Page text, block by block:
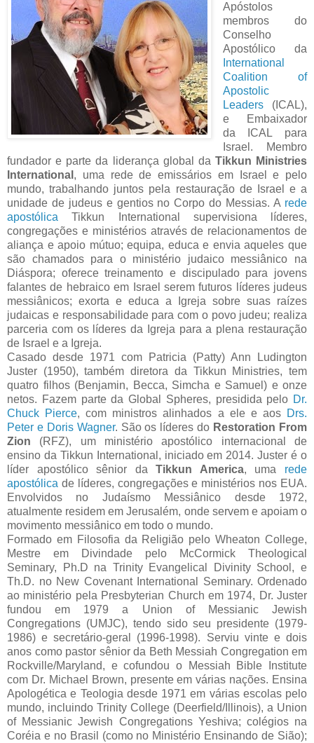
Apóstolos
membros do
Conselho
Apostólico da
International
Coalition of
Apostolic
Leaders(ICAL),
e Embaixador
da ICAL para
Israel. Membro
fundador e parte da liderança global da Tikkun Ministries
International , uma rede de emissários em Israel e pelo
mundo, trabalhando juntos pela restauração de Israel e a
unidade de judeus e gentios no Corpo do Messias. A rede
apostólica Tikkun International supervisiona líderes,
congregações e ministérios através de relacionamentos de
aliança e apoio mútuo; equipa, educa e envia aqueles que
são chamados para o ministério judaico messiânico na
Diáspora; oferece treinamento e discipulado para jovens
falantes de hebraico em Israel serem futuros líderes judeus
messiânicos; exorta e educa a Igreja sobre suas raízes
judaicas e responsabilidade para com o povo judeu; realiza
parceria com os líderes da Igreja para a plena restauração
de Israel e a Igreja.
Casado desde 1971 com Patricia (Patty) Ann Ludington
Juster (1950), também diretora da Tikkun Ministries, tem
quatro filhos (Benjamin, Becca, Simcha e Samuel) e onze
netos. Fazem parte da Global Spheres, presidida pelo Dr.
Chuck Pierce, com ministros alinhados a ele e aos Drs.
Peter e Doris Wagner. São os líderes do Restoration From
Zion (RFZ), um ministério apostólico internacional de
ensino da Tikkun International, iniciado em 2014. Juster é o
líder apostólico sênior daTikkun America, uma rede
apostólica de líderes, congregações e ministérios nos EUA.
Envolvidos no Judaísmo Messiânico desde 1972,
atualmente residem em Jerusalém, onde servem e apoiam o
movimento messiânico em todo o mundo.
Formado em Filosofia da Religião pelo Wheaton College,
Mestre em Divindade pelo McCormick Theological
Seminary, Ph.D na Trinity Evangelical Divinity School, e
Th.D. no New Covenant International Seminary. Ordenado
ao ministério pela Presbyterian Church em 1974, Dr. Juster
fundou em 1979 a Union of Messianic Jewish
Congregations (UMJC), tendo sido seu presidente (1979-
1986) e secretário-geral (1996-1998). Serviu vinte e dois
anos como pastor sênior da Beth Messiah Congregation em
Rockville/Maryland, e cofundou o Messiah Bible Institute
com Dr. Michael Brown, presente em várias nações. Ensina
Apologética e Teologia desde 1971 em várias escolas pelo
mundo, incluindo Trinity College (Deerfield/Illinois), a Union
of Messianic Jewish Congregations Yeshiva; colégios na
Coréia e no Brasil (como no Ministério Ensinando de Sião);